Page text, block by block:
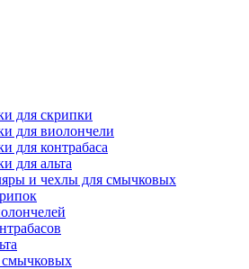
для скрипки
для виолончели
для контрабаса
для альта
и чехлы для смычковых